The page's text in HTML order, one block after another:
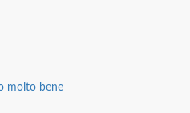
molto bene